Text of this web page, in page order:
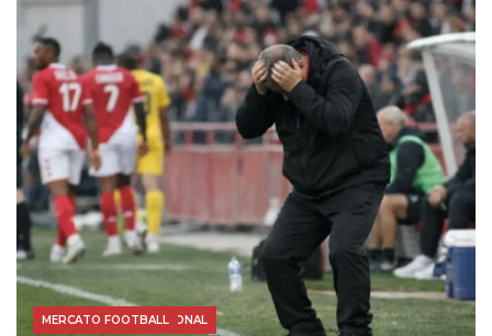
FOOTBALL INTERNATIONAL
MERCATO FOOTBALL